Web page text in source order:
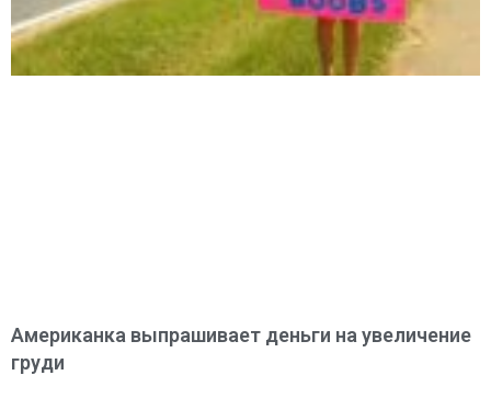
Американка выпрашивает деньги на увеличение
груди